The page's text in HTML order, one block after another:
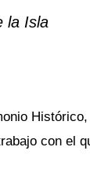
la Isla
Histórico,
con el